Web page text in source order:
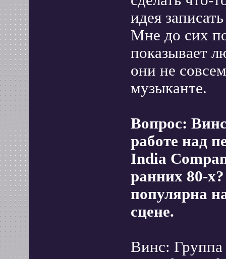
идея
Мне до сих
показывает
они не
музыканте.
Вопрос:
работе над
India
ранних 80-
популярна
сцене.
Винс: Группа